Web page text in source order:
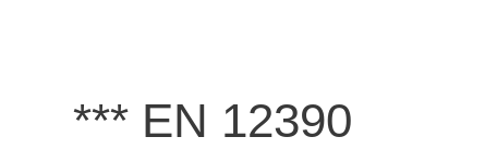
*** EN 12390